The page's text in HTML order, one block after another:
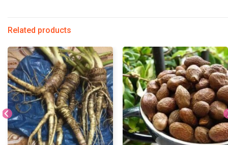
Related products